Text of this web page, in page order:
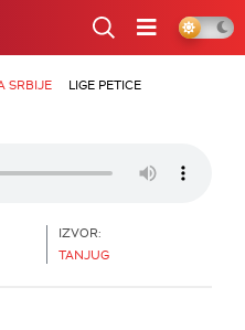
SRBIJE
LIGE PETICE
IZVOR:
TANJUG